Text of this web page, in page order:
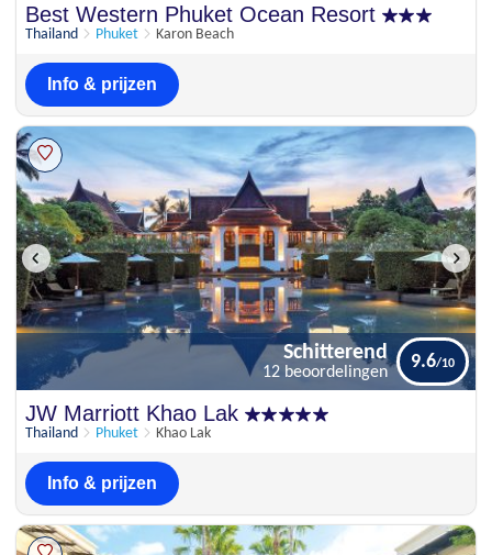
Uitstekend 8.7
Best Western Phuket Ocean Resort
Thailand Phuket Karon Beach
Info & prijzen
Schitterend
JW Marriott Khao Lak
Thailand Phuket Khao Lak
Schitterend
12 beoordelingen
9.6
Info & prijzen